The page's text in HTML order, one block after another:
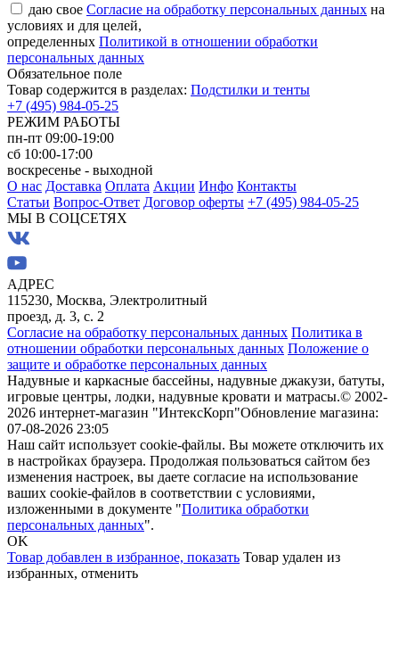
даю свое Согласие на обработку персональных данных на
условиях и для целей,
определенных Политикой в отношении обработки
персональных данных
Обязательное поле
Товар содержится в разделах: Подстилки и тенты
+7 (495) 984-05-25
РЕЖИМ РАБОТЫ
пн-пт 09:00-19:00
сб 10:00-17:00
воскресенье - выходной
О нас Доставка Оплата Акции Инфо Контакты
Статьи Вопрос-Ответ Договор оферты +7 (495) 984-05-25
МЫ В СОЦСЕТЯХ
АДРЕС
115230, Москва, Электролитный
проезд, д. 3, с. 2
Согласие на обработку персональных данных Политика в
отношении обработки персональных данных Положение о
защите и обработке персональных данных
Надувные и каркасные бассейны, надувные джакузи, батуты,
игровые центры, лодки, надувные кровати и матрасы.© 2002-
2026 интернет-магазин "ИнтексКорп"Обновление магазина:
07-08-2026 23:05
Наш сайт использует cookie-файлы. Вы можете отключить их
в настройках браузера. Продолжая пользоваться сайтом без
изменения настроек, вы даете согласие на использование
ваших cookie-файлов в соответствии с условиями,
изложенными в документе "Политика обработки
персональных данных".
OK
Товар добавлен в избранное, показать Товар удален из
избранных, отменить